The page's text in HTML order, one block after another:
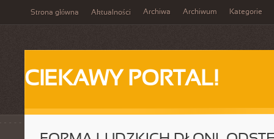
Strona główna Aktualności Archiwa Archiwum Kategorie
CIEKAWY PORTAL!